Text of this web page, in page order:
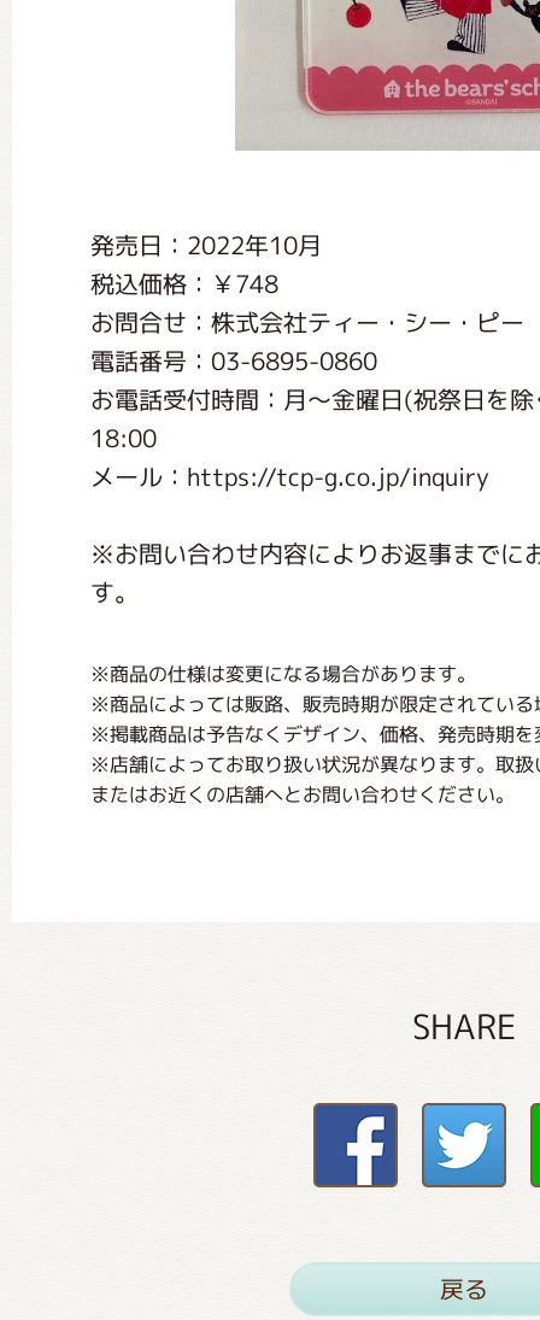
発売日：2022年10月
税込価格：￥748
お問合せ：株式会社ティー・シー・ピー
電話番号：03-6895-0860
お電話受付時間：月〜金曜日(祝祭日を
18:00
メール：https://tcp-g.co.jp/inquiry
※お問い合わせ内容によりお返事までに
す。
※商品の仕様は変更になる場合があります。
※商品によっては販路、販売時期が限定されてい
※掲載商品は予告なくデザイン、価格、発売時期
※店舗によってお取り扱い状況が異なります。取
またはお近くの店舗へとお問い合わせください。
SHARE
戻る
おたのしみコンテンツ(クイズ・
くまのがっこう しょくいんしつ
くまのがっこう 家庭科部